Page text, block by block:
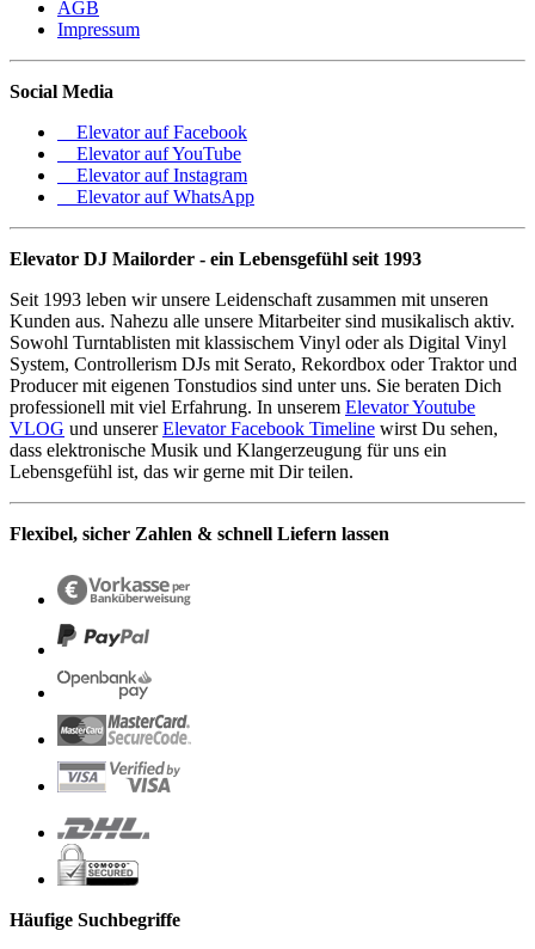
AGB
Impressum
Social Media
Elevator auf Facebook
Elevator auf YouTube
Elevator auf Instagram
Elevator auf WhatsApp
Elevator DJ Mailorder - ein Lebensgefühl seit 1993
Seit 1993 leben wir unsere Leidenschaft zusammen mit unseren
Kunden aus. Nahezu alle unsere Mitarbeiter sind musikalisch aktiv.
Sowohl Turntablisten mit klassischem Vinyl oder als Digital Vinyl
System, Controllerism DJs mit Serato, Rekordbox oder Traktor und
Producer mit eigenen Tonstudios sind unter uns. Sie beraten Dich
professionell mit viel Erfahrung. In unserem Elevator Youtube
VLOG und unsererElevator Facebook Timeline wirst Du sehen,
dass elektronische Musik und Klangerzeugung für uns ein
Lebensgefühl ist, das wir gerne mit Dir teilen.
Flexibel, sicher Zahlen & schnell Liefern lassen
Häufige Suchbegriffe